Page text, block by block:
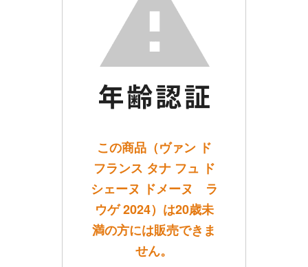
この商品（ヴァン ド
フランス タナ フュ ド
シェーヌ ドメーヌ ラ
ウゲ 2024）は20歳未
満の方には販売できま
せん。